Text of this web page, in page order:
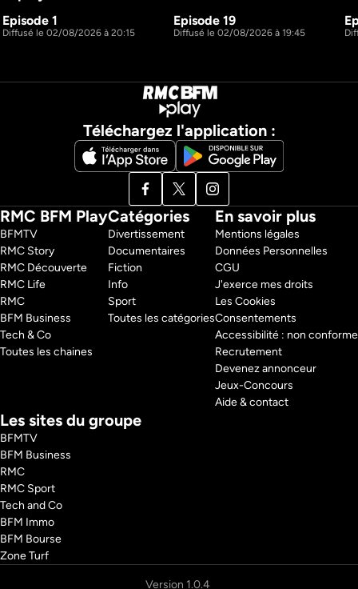
S6 E1
Episode 1
Diffusé le 02/08/2026 à 20:15 S5 E19
Episode 19
Diffusé le 02/08/2026 à 19:45
Téléchargez l'application :
RMC BFM Play
BFMTV
RMC Story
RMC Découverte
RMC Life
RMC
BFM Business
Tech & Co
Toutes les chaines
Catégories
Divertissement
Documentaires
Fiction
Info
Sport
Toutes les catégories
En savoir plus
Mentions légales
Données Personnelles
CGU
J'exerce mes droits
Les Cookies
Consentements
Accessibilité : non conforme
Recrutement
Devenez annonceur
Jeux-Concours
Aide & contact
Les sites du groupe
BFMTV
BFM Business
RMC
RMC Sport
Tech and Co
BFM Immo
BFM Bourse
Zone Turf